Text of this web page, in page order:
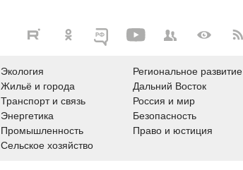
Экология
Жильё и города
Транспорт и связь
Энергетика
Промышленность
Сельское хозяйство
Региональное развитие
Дальний Восток
Россия и мир
Безопасность
Право и юстиция